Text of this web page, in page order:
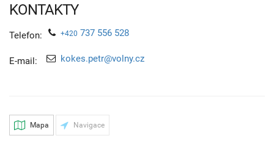
KONTAKTY
Telefon: +420 737 556 528
E-mail: kokes.petr@volny.cz
Mapa Navigace